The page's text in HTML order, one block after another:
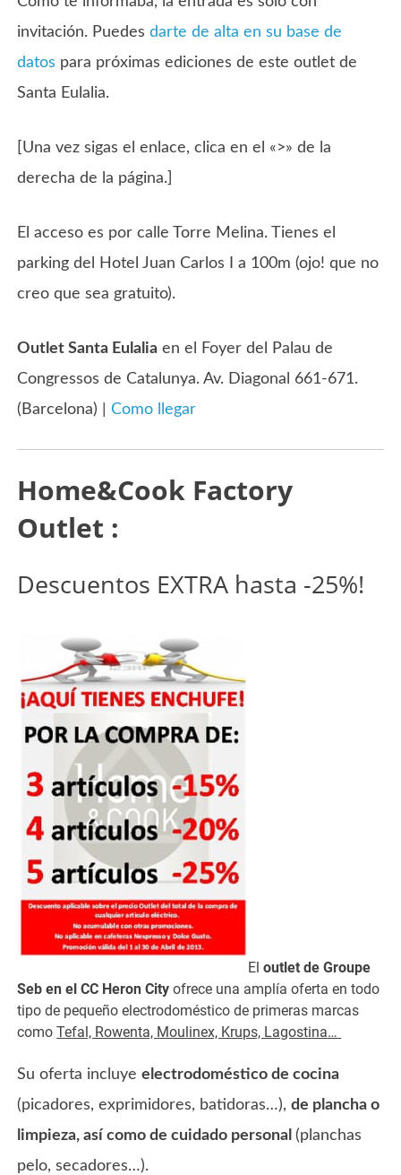
invitación. Puedesdarte de alta en su base de
datos para próximas ediciones de este outlet de
Santa Eulalia.
[Una vez sigas el enlace, clica en el «>» de la
derecha de la página.]
El acceso es por calle Torre Melina. Tienes el
parking del Hotel Juan Carlos I a 100m (ojo! que no
creo que sea gratuito).
Outlet Santa Eulalia en el Foyer del Palau de
Congressos de Catalunya. Av. Diagonal 661-671.
(Barcelona) |Como llegar
Home&Cook Factory
Outlet :
Descuentos EXTRA hasta -25%!
Eloutlet de Groupe
Seb en el CC Heron City ofrece una amplía oferta en todo
tipo de pequeño electrodoméstico de primeras marcas
comoTefal, Rowenta, Moulinex, Krups, Lagostina…
Su oferta incluyeelectrodoméstico de cocina
(picadores, exprimidores, batidoras…),de plancha o
limpieza, así como de cuidado personal(planchas
pelo, secadores…).